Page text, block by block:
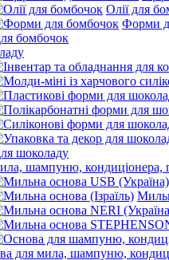
Олії для
Форми
шампуню, кондиціонера,